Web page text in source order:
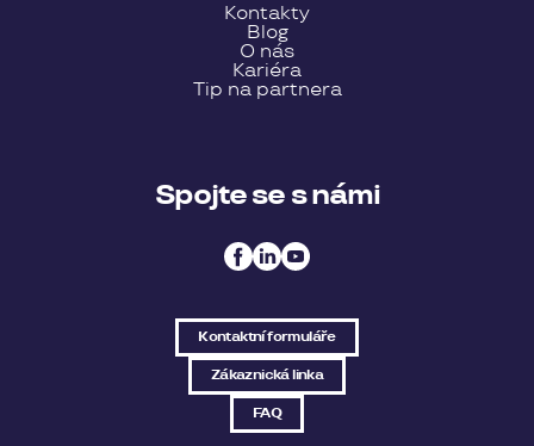
Kontakty
Blog
O nás
Kariéra
Tip na partnera
Spojte se s námi
Kontaktní formuláře
Zákaznická linka
FAQ